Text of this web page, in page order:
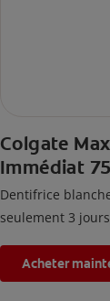
Colgate
Immédiat
Dentifrice
seulement 3
Acheter